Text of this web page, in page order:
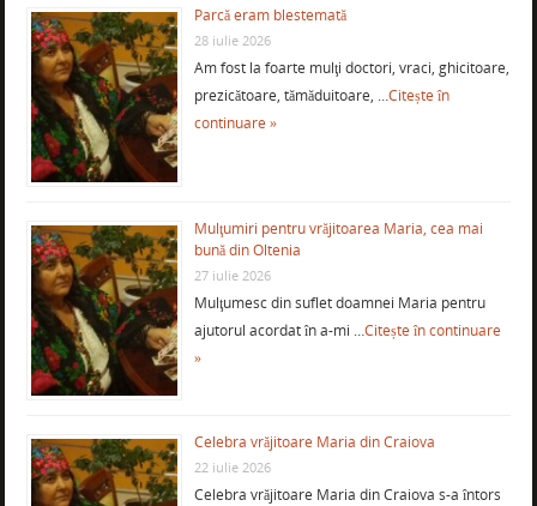
Parcă eram blestemată
28 iulie 2026
Am fost la foarte mulţi doctori, vraci, ghicitoare,
prezicătoare, tămăduitoare, …Citește în
continuare »
Mulţumiri pentru vrăjitoarea Maria, cea mai
bună din Oltenia
27 iulie 2026
Mulţumesc din suflet doamnei Maria pentru
ajutorul acordat în a-mi …Citește în continuare
»
Celebra vrăjitoare Maria din Craiova
22 iulie 2026
Celebra vrăjitoare Maria din Craiova s-a întors